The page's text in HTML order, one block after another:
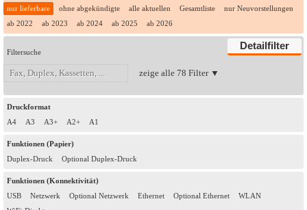
nur lieferbare
ohne abgekündigte alle aktuellen Gesamtliste
nur Neuvorstellungen
ab 2022
ab 2023 ab 2024 ab 2025 ab 2026
Detailfilter
Filtersuche
Druckformat
A4
A3 A3+ A2+ A1
Funktionen (Papier)
Duplex-Druck
Optional Duplex-Druck
Funktionen (Konnektivität)
USB
Netzwerk Optional Netzwerk Ethernet Optional Ethernet
WLAN